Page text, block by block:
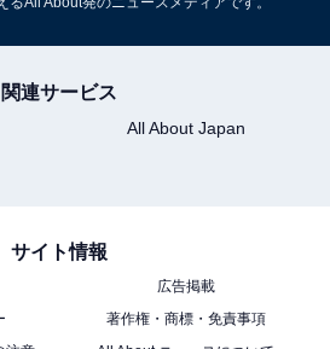
関連サービス
All About Japan
サイト情報
広告掲載
著作権・商標・免責事項